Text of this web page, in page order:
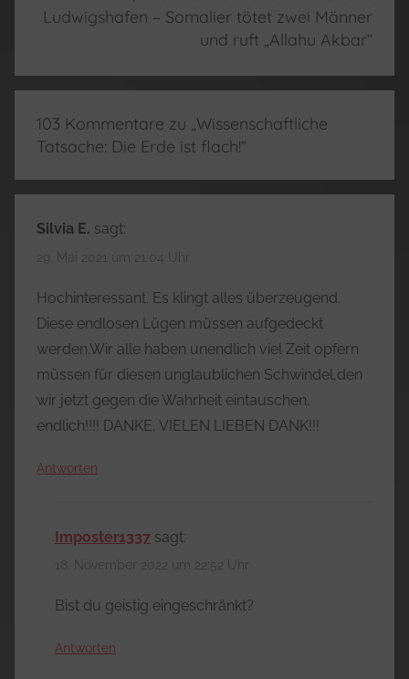
Ludwigshafen – Somalier tötet zwei Männer
und ruft „Allahu Akbar“
103 Kommentare zu „Wissenschaftliche
Tatsache: Die Erde ist flach!“
Silvia E. sagt:
29. Mai 2021 um 21:04 Uhr
Hochinteressant. Es klingt alles überzeugend.
Diese endlosen Lügen müssen aufgedeckt
werden.Wir alle haben unendlich viel Zeit opfern
müssen für diesen unglaublichen Schwindel,den
wir jetzt gegen die Wahrheit eintauschen,
endlich!!!! DANKE, VIELEN LIEBEN DANK!!!
Antworten
Imposter1337 sagt:
18. November 2022 um 22:52 Uhr
Bist du geistig eingeschränkt?
Antworten